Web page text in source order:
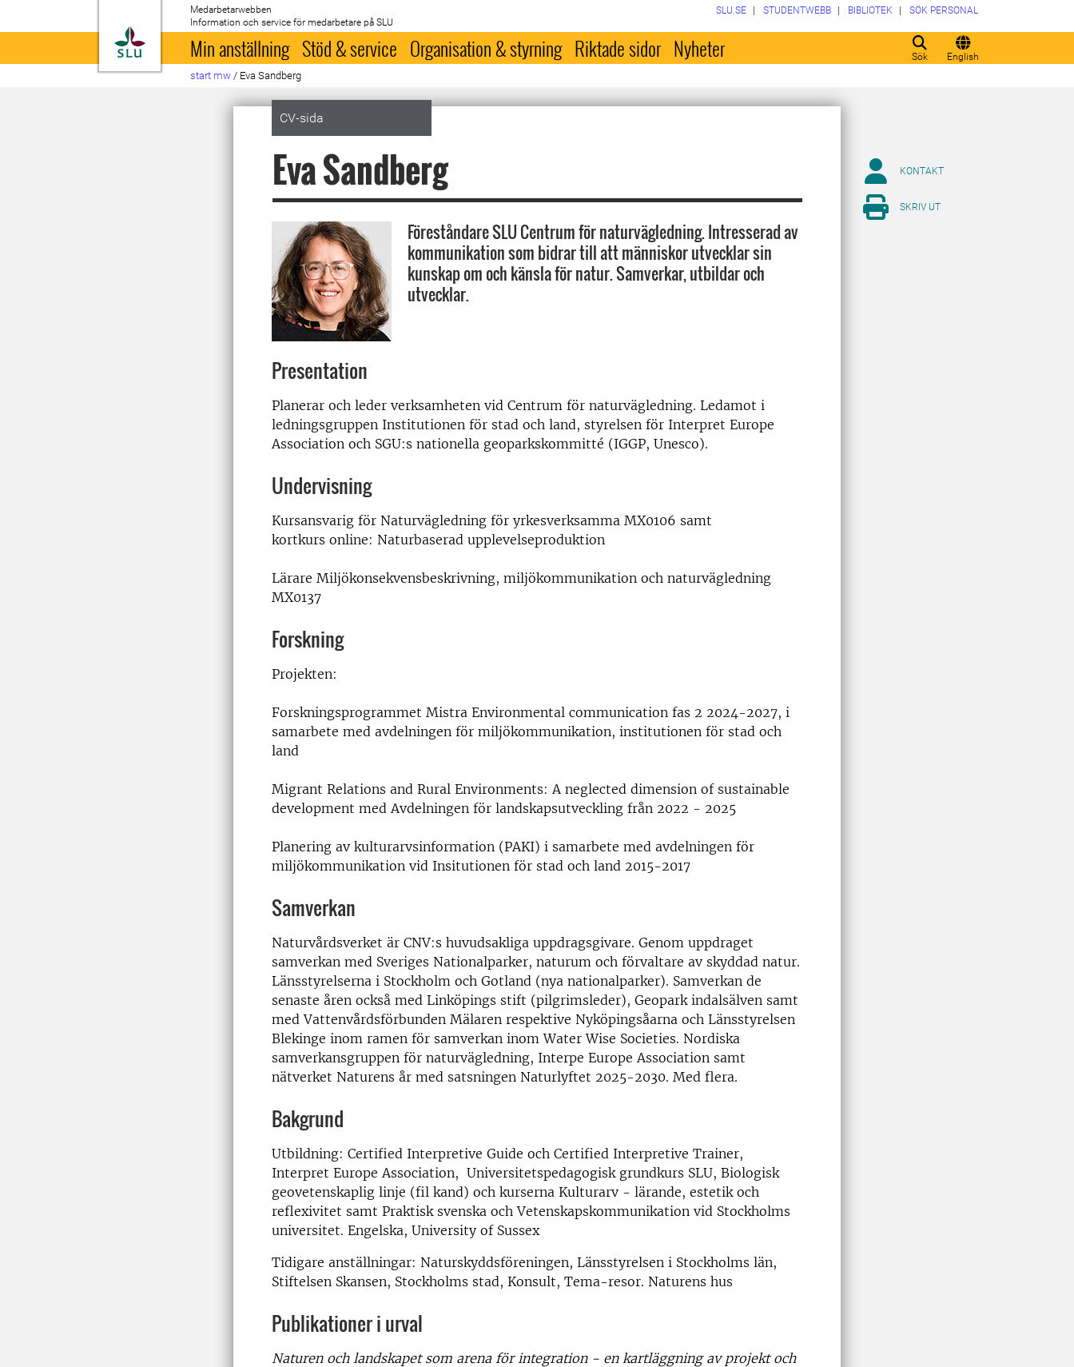
Till startsida
Medarbetarwebben
Information och service för medarbetare på SLU
Sök English
SLU.SE STUDENTWEBB BIBLIOTEK SÖK PERSONAL
Min anställning Stöd & service Organisation & styrning Riktade sidor Nyheter
start mw / Eva Sandberg
CV-sida
Eva Sandberg
Föreståndare SLU Centrum för naturvägledning. Intresserad av
kommunikation som bidrar till att människor utvecklar sin
kunskap om och känsla för natur. Samverkar, utbildar och
utvecklar.
Presentation
Planerar och leder verksamheten vid Centrum för naturvägledning. Ledamot i
ledningsgruppen Institutionen för stad och land, styrelsen för Interpret Europe
Association och SGU:s nationella geoparkskommitté (IGGP, Unesco).
Undervisning
Kursansvarig för Naturvägledning för yrkesverksamma MX0106 samt
kortkurs online: Naturbaserad upplevelseproduktion
Lärare Miljökonsekvensbeskrivning, miljökommunikation och naturvägledning
MX0137
Forskning
Projekten:
Forskningsprogrammet Mistra Environmental communication fas 2 2024-2027, i
samarbete med avdelningen för miljökommunikation, institutionen för stad och
land
Migrant Relations and Rural Environments: A neglected dimension of sustainable
development med Avdelningen för landskapsutveckling från 2022 - 2025
Planering av kulturarvsinformation (PAKI) i samarbete med avdelningen för
miljökommunikation vid Insitutionen för stad och land 2015-2017
Samverkan
Naturvårdsverket är CNV:s huvudsakliga uppdragsgivare. Genom uppdraget
samverkan med Sveriges Nationalparker, naturum och förvaltare av skyddad natur.
Länsstyrelserna i Stockholm och Gotland (nya nationalparker). Samverkan de
senaste åren också med Linköpings stift (pilgrimsleder), Geopark indalsälven samt
med Vattenvårdsförbunden Mälaren respektive Nyköpingsåarna och Länsstyrelsen
Blekinge inom ramen för samverkan inom Water Wise Societies. Nordiska
samverkansgruppen för naturvägledning, Interpe Europe Association samt
nätverket Naturens år med satsningen Naturlyftet 2025-2030. Med flera.
Bakgrund
Utbildning: Certified Interpretive Guide och Certified Interpretive Trainer,
Interpret Europe Association, Universitetspedagogisk grundkurs SLU, Biologisk
geovetenskaplig linje (fil kand) och kurserna Kulturarv - lärande, estetik och
reflexivitet samt Praktisk svenska och Vetenskapskommunikation vid Stockholms
universitet. Engelska, University of Sussex
Tidigare anställningar: Naturskyddsföreningen, Länsstyrelsen i Stockholms län,
Stiftelsen Skansen, Stockholms stad, Konsult, Tema-resor. Naturens hus
Publikationer i urval
Naturen och landskapet som arena för integration - en kartläggning av projekt och
KONTAKT
SKRIV UT